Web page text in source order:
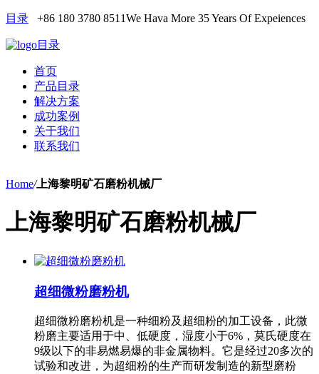
目录 +86 180 3780 8511We Hava More 35 Years Of Expeiences
目录
首页
产品目录
解决方案
成功案例
关于我们
联系我们
Home/上海黎明矿石磨粉机械厂
上海黎明矿石磨粉机械厂
超细微粉磨粉机
超细微粉磨粉机是一种细粉及超细粉的加工设备，此微
粉磨主要适用于中、低硬度，湿度小于6%，莫氏硬度在
9级以下的非易燃易爆的非金属物料。它是经过20多次的
试验和改进，为超细粉的生产而研发制造的新型磨粉